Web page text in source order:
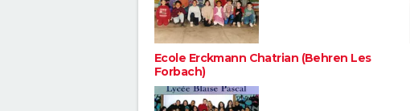
Ecole Erckmann Chatrian (Behren Les
Forbach)